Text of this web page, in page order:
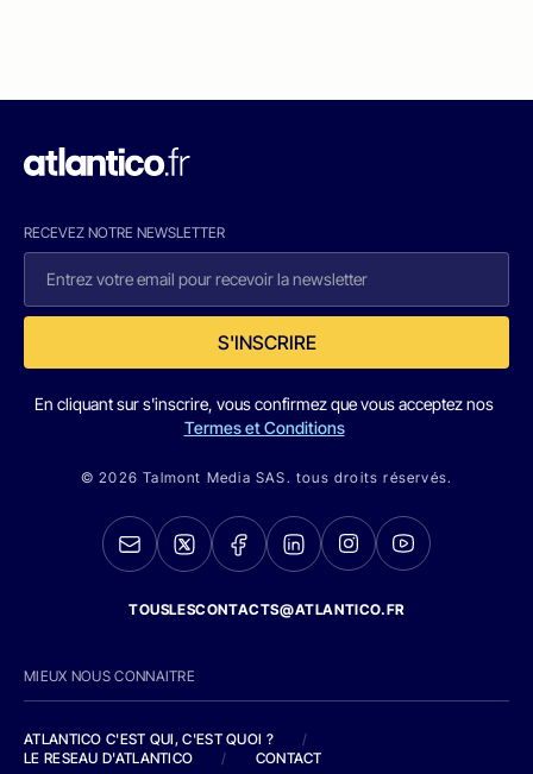
RECEVEZ NOTRE NEWSLETTER
S'INSCRIRE
En cliquant sur s'inscrire, vous confirmez que vous acceptez nos
Termes et Conditions
© 2026 Talmont Media SAS. tous droits réservés.
TOUSLESCONTACTS@ATLANTICO.FR
MIEUX NOUS CONNAITRE
ATLANTICO C'EST QUI, C'EST QUOI ?
/
LE RESEAU D'ATLANTICO
/ CONTACT